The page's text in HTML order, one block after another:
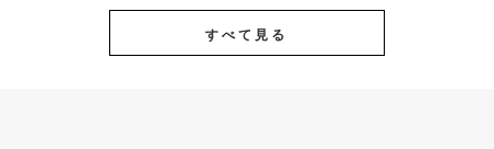
すべて見る